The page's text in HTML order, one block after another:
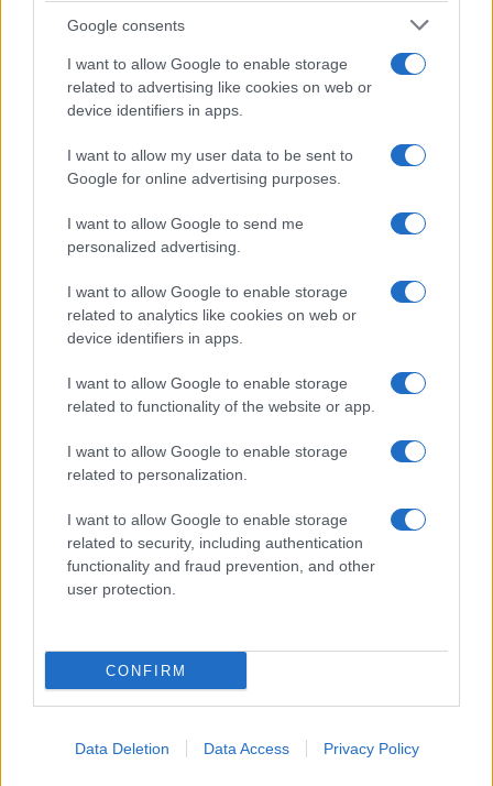
Google consents
I want to allow Google to enable storage
related to advertising like cookies on web or
device identifiers in apps.
I want to allow my user data to be sent to
Google for online advertising purposes.
I want to allow Google to send me
personalized advertising.
I want to allow Google to enable storage
related to analytics like cookies on web or
device identifiers in apps.
I want to allow Google to enable storage
related to functionality of the website or app.
I want to allow Google to enable storage
related to personalization.
I want to allow Google to enable storage
related to security, including authentication
functionality and fraud prevention, and other
user protection.
CONFIRM
Data Deletion Data Access Privacy Policy
Dizionario dei Sogni – N
Dizionario dei Sogni – O
Dizionario dei Sogni – P
Dizionario dei Sogni – R
Dizionario dei Sogni – T
Dizionario dei Sogni – U
Dizionario dei Sogni – V
Dizionario dei Sogni – Z
alla Z
Smorfia
Sogni Ricorrenti
SmorfiaNapoletana.org – Tutti i diritti riservati –
Cookie Policy
SmorfiaNapoletana.org• Creato conGeneratePress